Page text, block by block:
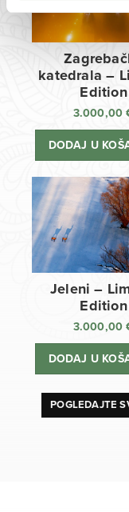
katedrala –
Edition
3.000,00
DODAJ U
Jeleni –
Edition
3.000,00
DODAJ U
POGLEDAJTE